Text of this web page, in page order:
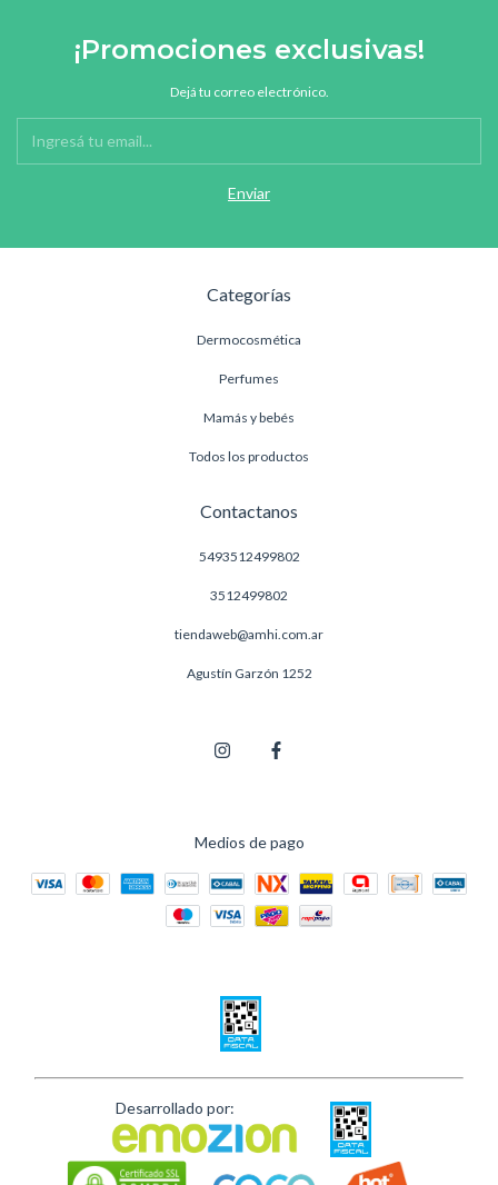
¡Promociones exclusivas!
Dejá tu correo electrónico.
Categorías
Dermocosmética
Perfumes
Mamás y bebés
Todos los productos
Contactanos
5493512499802
3512499802
tiendaweb@amhi.com.ar
Agustín Garzón 1252
Medios de pago
Desarrollado por: